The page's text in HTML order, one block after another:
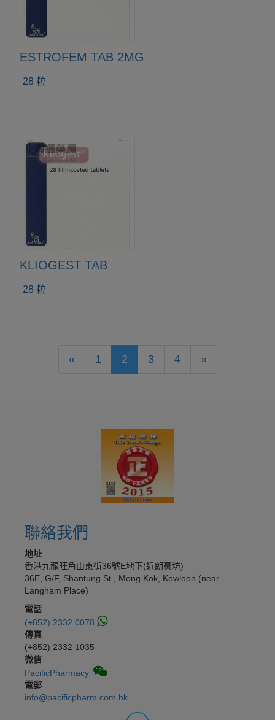
ESTROFEM TAB 2MG
28 粒
KLIOGEST TAB
28 粒
« 1 2 3 4 »
聯絡我們
地址
香港九龍旺角山東街36號E地下(近朗豪坊)
36E, G/F, Shantung St., Mong Kok, Kowloon (near
Langham Place)
電話
(+852) 2332 0078
傳真
(+852) 2332 1035
微信
PacificPharmacy
電郵
info@pacificpharm.com.hk